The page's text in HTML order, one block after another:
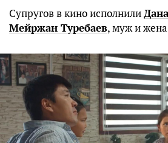
Супругов в кино исполнили
Мейржан Туребаев, муж и